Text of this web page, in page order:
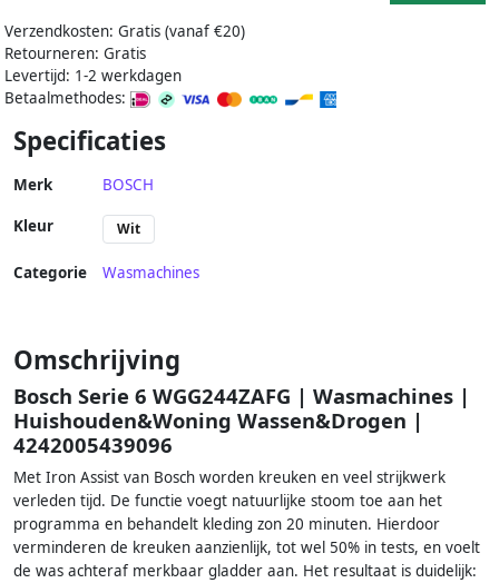
Verzendkosten: Gratis (vanaf €20)
Retourneren: Gratis
Levertijd: 1-2 werkdagen
Betaalmethodes:
Specificaties
Merk BOSCH
Kleur Wit
Categorie Wasmachines
Omschrijving
Bosch Serie 6 WGG244ZAFG | Wasmachines |
Huishouden&Woning Wassen&Drogen |
4242005439096
Met Iron Assist van Bosch worden kreuken en veel strijkwerk
verleden tijd. De functie voegt natuurlijke stoom toe aan het
programma en behandelt kleding zon 20 minuten. Hierdoor
verminderen de kreuken aanzienlijk, tot wel 50% in tests, en voelt
de was achteraf merkbaar gladder aan. Het resultaat is duidelijk: